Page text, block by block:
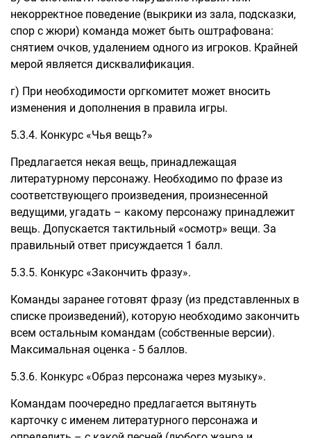
некорректное поведение (выкрики из зала, подсказки,
спор с жюри) команда может быть оштрафована:
снятием очков, удалением одного из игроков. Крайней
мерой является дисквалификация.
г) При необходимости оргкомитет может вносить
изменения и дополнения в правила игры.
5.3.4. Конкурс «Чья вещь?»
Предлагается некая вещь, принадлежащая
литературному персонажу. Необходимо по фразе из
соответствующего произведения, произнесенной
ведущими, угадать – какому персонажу принадлежит
вещь. Допускается тактильный «осмотр» вещи. За
правильный ответ присуждается 1 балл.
5.3.5. Конкурс «Закончить фразу».
Команды заранее готовят фразу (из представленных в
списке произведений), которую необходимо закончить
всем остальным командам (собственные версии).
Максимальная оценка - 5 баллов.
5.3.6. Конкурс «Образ персонажа через музыку».
Командам поочередно предлагается вытянуть
карточку с именем литературного персонажа и